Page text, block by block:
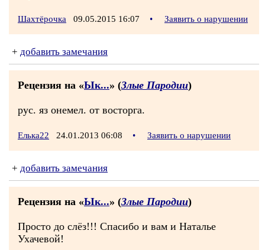
Шахтёрочка 09.05.2015 16:07 • Заявить о нарушении
+ добавить замечания
Рецензия на «Ык...» (Злые Пародии)
рус. яз онемел. от восторга.
Елька22 24.01.2013 06:08 • Заявить о нарушении
+ добавить замечания
Рецензия на «Ык...» (Злые Пародии)
Просто до слёз!!! Спасибо и вам и Наталье
Ухачевой!